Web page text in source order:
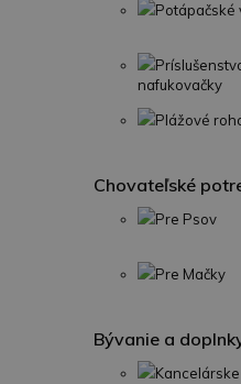
Potápačské
nafukovačky
Plážové
Chovateľské
Pre Psov
Pre Mačky
Bývanie a